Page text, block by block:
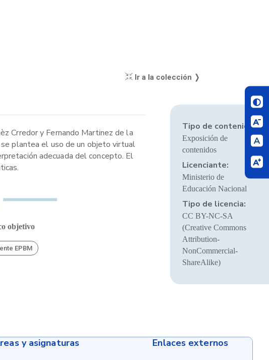
Ir a la colección ❭
Crredor y Fernando Martinez de la
plantea el uso de un objeto virtual
adecuada del concepto. El
objetivo
EPBM
Tipo de contenido:
Exposición de
contenidos
Licenciante:
Ministerio de
Educación Nacional
Tipo de licencia:
CC BY-NC-SA
(Creative Commons
Attribution-
NonCommercial-
ShareAlike)
y asignaturas Enlaces externos